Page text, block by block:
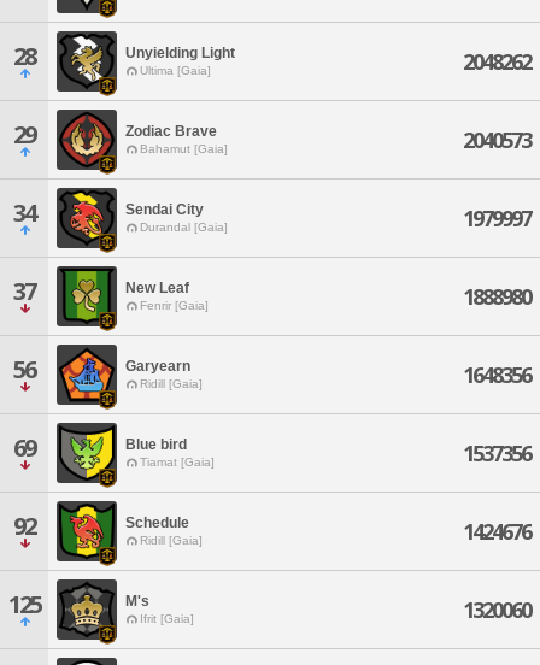
28 Unyielding Light
Ultima [Gaia] 2048262
29 Zodiac Brave
Bahamut [Gaia] 2040573
34 Sendai City
Durandal [Gaia] 1979997
37 New Leaf
Fenrir [Gaia] 1888980
56 Garyearn
Ridill [Gaia] 1648356
69 Blue bird
Tiamat [Gaia] 1537356
92 Schedule
Ridill [Gaia] 1424676
125 M's
Ifrit [Gaia] 1320060